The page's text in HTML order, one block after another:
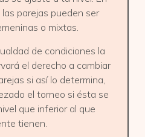
parejas pueden ser
o mixtas.
de condiciones la
el derecho a cambiar
si así lo determina,
el torneo si ésta se
que inferior al que
tienen.